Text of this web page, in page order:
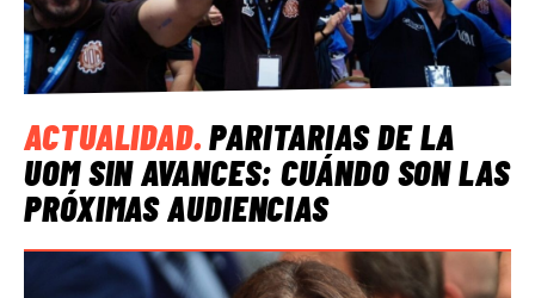
ACTUALIDAD.PARITARIAS DE LA
UOM SIN AVANCES: CUÁNDO SON LAS
PRÓXIMAS AUDIENCIAS